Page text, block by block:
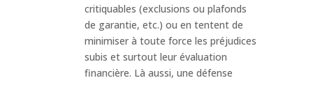
critiquables (exclusions ou plafonds
de garantie, etc.) ou en tentent de
minimiser à toute force les préjudices
subis et surtout leur évaluation
financière. Là aussi, une défense